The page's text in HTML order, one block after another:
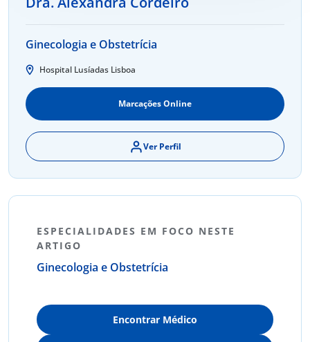
Ginecologia e Obstetrícia
Hospital Lusíadas Lisboa
Marcações Online
Ver Perfil
ESPECIALIDADES EM FOCO NESTE
ARTIGO
Ginecologia e Obstetrícia
Encontrar Médico